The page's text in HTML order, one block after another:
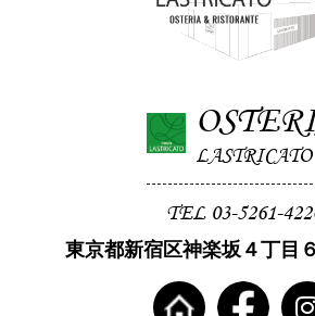
LASTRICATO
TEL 03-5261-
東京都新宿区神楽坂４丁目